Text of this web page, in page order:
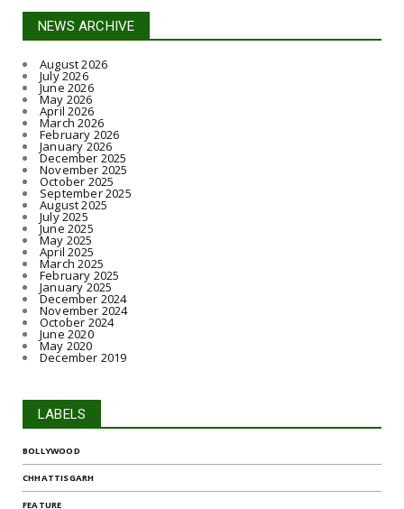
NEWS ARCHIVE
August 2026
July 2026
June 2026
May 2026
April 2026
March 2026
February 2026
January 2026
December 2025
November 2025
October 2025
September 2025
August 2025
July 2025
June 2025
May 2025
April 2025
March 2025
February 2025
January 2025
December 2024
November 2024
October 2024
June 2020
May 2020
December 2019
LABELS
BOLLYWOOD
CHHATTISGARH
FEATURE